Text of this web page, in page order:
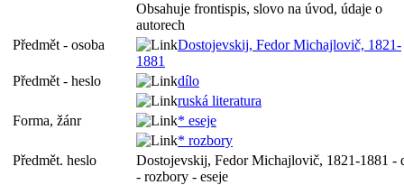
Obsahuje frontispis, slovo na úvod, údaje o
autorech
Předmět - osoba
Dostojevskij, Fedor Michajlovič, 1821-
1881
Předmět - heslo
dílo
ruská literatura
Forma, žánr
* eseje
* rozbory
Předmět. heslo
Dostojevskij, Fedor Michajlovič, 1821-1881 -
- rozbory - eseje